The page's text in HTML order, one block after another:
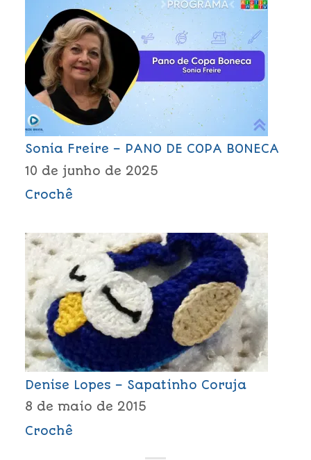
Sonia Freire – PANO DE COPA BONECA
10 de junho de 2025
Crochê
Denise Lopes – Sapatinho Coruja
8 de maio de 2015
Crochê